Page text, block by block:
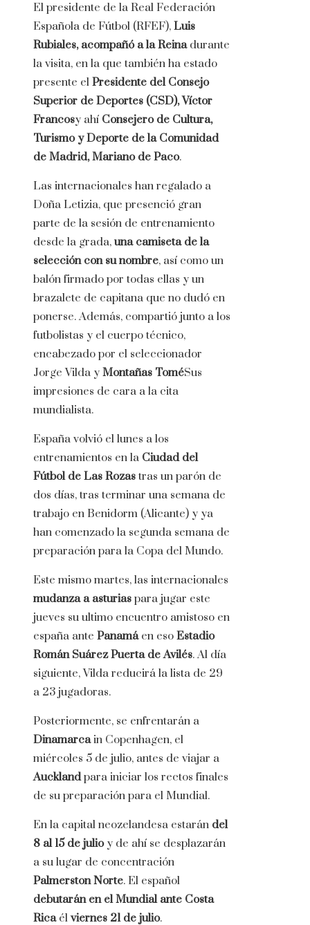
El presidente de la Real Federación
Española de Fútbol (RFEF), Luis
Rubiales, acompañó a la Reinadurante
la visita, en la que también ha estado
presente el Presidente del Consejo
Superior de Deportes (CSD), Víctor
Francosy ahí Consejero de Cultura,
Turismo y Deporte de la Comunidad
de Madrid, Mariano de Paco.
Las internacionales han regalado a
Doña Letizia, que presenció gran
parte de la sesión de entrenamiento
desde la grada, una camiseta de la
selección con su nombre, así como un
balón firmado por todas ellas y un
brazalete de capitana que no dudó en
ponerse. Además, compartió junto a los
futbolistas y el cuerpo técnico,
encabezado por el seleccionador
Jorge Vilda y Montañas ToméSus
impresiones de cara a la cita
mundialista.
España volvió el lunes a los
entrenamientos en la Ciudad del
Fútbol de Las Rozas tras un parón de
dos días, tras terminar una semana de
trabajo en Benidorm (Alicante) y ya
han comenzado la segunda semana de
preparación para la Copa del Mundo.
Este mismo martes, las internacionales
mudanza a asturias para jugar este
jueves su ultimo encuentro amistoso en
españa ante Panamáen eso Estadio
Román Suárez Puerta de Avilés. Al día
siguiente, Vilda reducirá la lista de 29
a 23 jugadoras.
Posteriormente, se enfrentarán a
Dinamarcain Copenhagen, el
miércoles 5 de julio, antes de viajar a
Aucklandpara iniciar los rectos finales
de su preparación para el Mundial.
En la capital neozelandesa estarán del
8 al 15 de julioy de ahí se desplazarán
a su lugar de concentración
Palmerston Norte. El español
debutarán en el Mundial ante Costa
Ricaélviernes 21 de julio.